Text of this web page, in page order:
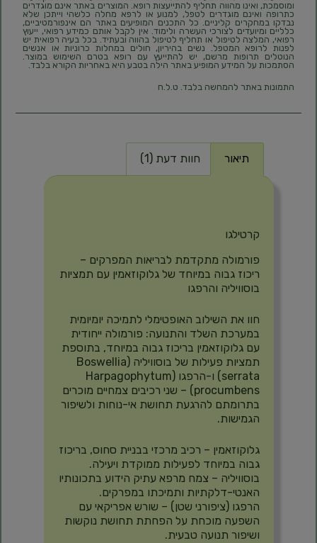
ומוסמכת, ואינו מהווה תחליף להתייעצות רופא. המוצרים באתר אינם מוגדרים
כתרופה ואינם מוגדרים לטפל, למנוע או לרפא מחלה כלשהי וייתכן שלא
נבדקו במחקרים קליניים. כל התכנים המופיעים באתר הם אינפורמטיביים,
כלליים ומיועדים לצורכי העשרה ולימוד. אין לקבל אותם כמידע רפואי, ייעוץ
רפואי, המלצה לטיפול או תחליף לטיפול בהווה ובעתיד. בכל בעיה רפואית יש
לפנות לרופא המטפל. נשים בהיריון, חולים במחלות כרוניות או אנשים
הנוטלים תרופות מרשם, יש להתייעץ עם רופא בטרם השימוש במוצר.
הסתמכות על המידע המופיע באתר הילה בטבע היא באחריות הקורא בלבד.
התמונות באתר להמחשה בלבד. ט.ל.ח
תיאור חוות דעת (1)
קרטילגו
פורמולה מתקדמת לבריאות המפרקים –
ריכוז גבוה במיוחד של גלוקוזאמין עם תמציות
בוסוויליה והרפגו
חוו את השילוב האופטימלי לתמיכה יומיומית
במערכת השלד והתנועה: פורמולה ייחודית
עם גלוקוזאמין בריכוז גבוה במיוחד, בתוספת
תמציות פעילות של בוסוויליה (Boswellia
serrata) ו-הרפגו (Harpagophytum
procumbens) – שני רכיבים צמחיים מוכרים
בתרומתם להרגעת תחושת אי-נוחות ולשיפור
הגמישות.
גלוקוזאמין – רכיב מרכזי בבניית סחוס, בריכוז
גבוה במיוחד לפעילות ממוקדת ויעילה.
בוסוויליה – צמח מרפא עתיק הידוע בתכונותיו
האנטי-דלקתיות ותמיכתו במפרקים.
הרפגו (ציפורני שטן) – שורש אפריקאי עם
השפעה מוכחת על הפחתת תחושת נוקשות
ושיפור תנועה טבעית.